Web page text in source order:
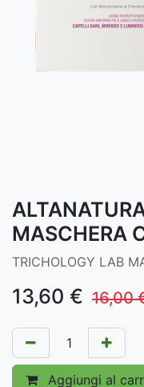
MASCHERA
TRICHOLOGY LAB
13,60 € 16,00
Aggiungi al